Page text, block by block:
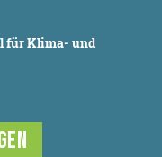
für Klima- und